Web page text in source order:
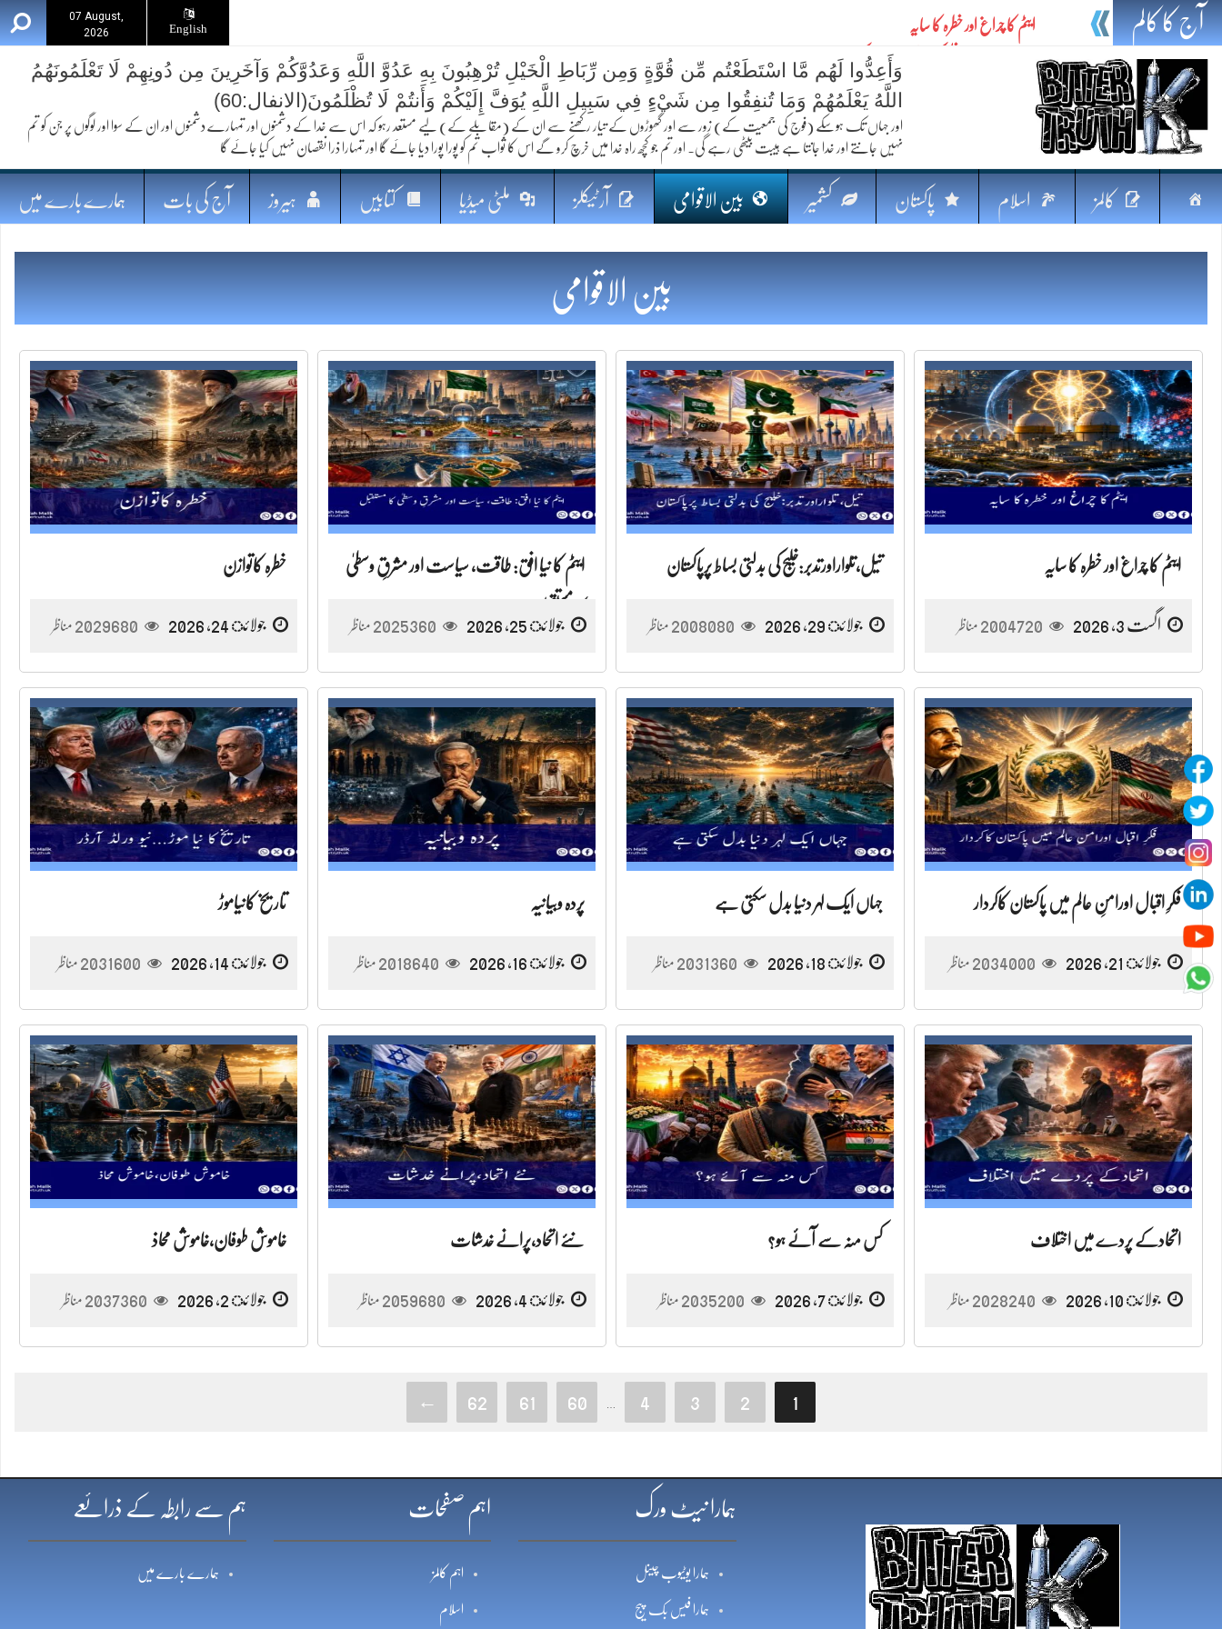
07 August,
2026
English آج کا کالم ایٹم کا چراغ اور خطرہ کا سایہ
تیل،تلواراورتدبر:خلیج کی بدلتی بساط پرپاکستان
ایٹم کا نیا افق: طاقت، سیاست اور مشرقِ وسطیٰ کا مستقبل
فکرِ اقبال اورامنِ عالم میں پاکستان کاکردار
جہاں ایک لہر دنیا بدل سکتی ہے
پردہ وبیانیہ
وَأَعِدُّوا لَهُم مَّا اسْتَطَعْتُم مِّن قُوَّةٍ وَمِن رِّبَاطِ الْخَيْلِ تُرْهِبُونَ بِهِ عَدُوَّ اللَّهِ وَعَدُوَّكُمْ وَآخَرِينَ مِن دُونِهِمْ لَا تَعْلَمُونَهُمُ
اللَّهُ يَعْلَمُهُمْ وَمَا تُنفِقُوا مِن شَيْءٍ فِي سَبِيلِ اللَّهِ يُوَفَّ إِلَيْكُمْ وَأَنتُمْ لَا تُظْلَمُونَ(الانفال:60)
اور جہاں تک ہوسکے (فوج کی جمعیت کے) زور سے اور گھوڑوں کے تیار رکھنے سے ان کے (مقابلے کے) لیے مستعد رہو کہ اس سے خدا کے دشمنوں اور تمہارے دشمنوں اور ان کے سوا اور لوگوں پر جن کو تم
نہیں جانتے اور خدا جانتا ہے ہیبت بیٹھی رہے گی۔ اور تم جو کچھ راہ خدا میں خرچ کرو گے اس کا ثواب تم کو پورا پورا دیا جائے گا اور تمہارا ذرا نقصان نہیں کیا جائے گا
صفحہ
اوّل
کالمز اسلام پاکستان کشمیر بین الاقوامی آرٹیکلز ملٹی میڈیا کتابیں ہیروز آج کی بات ہمارے بارے میں
بین الاقوامی
ایٹم کا چراغ اور خطرہ کا سایہ
اگست 3, 2026 2004720 مناظر
تیل،تلواراورتدبر:خلیج کی بدلتی بساط پرپاکستان
جولائ 29, 2026 2008080 مناظر
ایٹم کا نیا افق: طاقت، سیاست اور مشرقِ وسطیٰ
جولائ 25, 2026
2025360 مناظر
خطرہ کاتوازن
جولائ 24, 2026 2029680 مناظر
فکرِ اقبال اورامنِ عالم میں پاکستان کاکردار
جولائ 21, 2026 2034000 مناظر
جہاں ایک لہر دنیا بدل سکتی ہے
جولائ 18, 2026 2031360 مناظر
پردہ وبیانیہ
جولائ 16, 2026 2018640 مناظر
تاریخ کانیاموڑ
جولائ 14, 2026 2031600 مناظر
اتحادکے پردے میں اختلاف
جولائ 10, 2026 2028240 مناظر
کس منہ سے آئے ہو؟
جولائ 7, 2026 2035200 مناظر
نئے اتحاد،پرانے خدشات
جولائ 4, 2026 2059680 مناظر
خاموش طوفان،خاموش محاذ
جولائ 2, 2026 2037360 مناظر
1
2
3
4
60
61
62
←
ہمارا نیٹ ورک
ہمارا یوٹیوب چینل
ہمارا فیس بک پیج
اہم صفحات
اہم کالمز
اسلام
ہم سے رابطہ کے ذرائعے
ہمارے بارے میں